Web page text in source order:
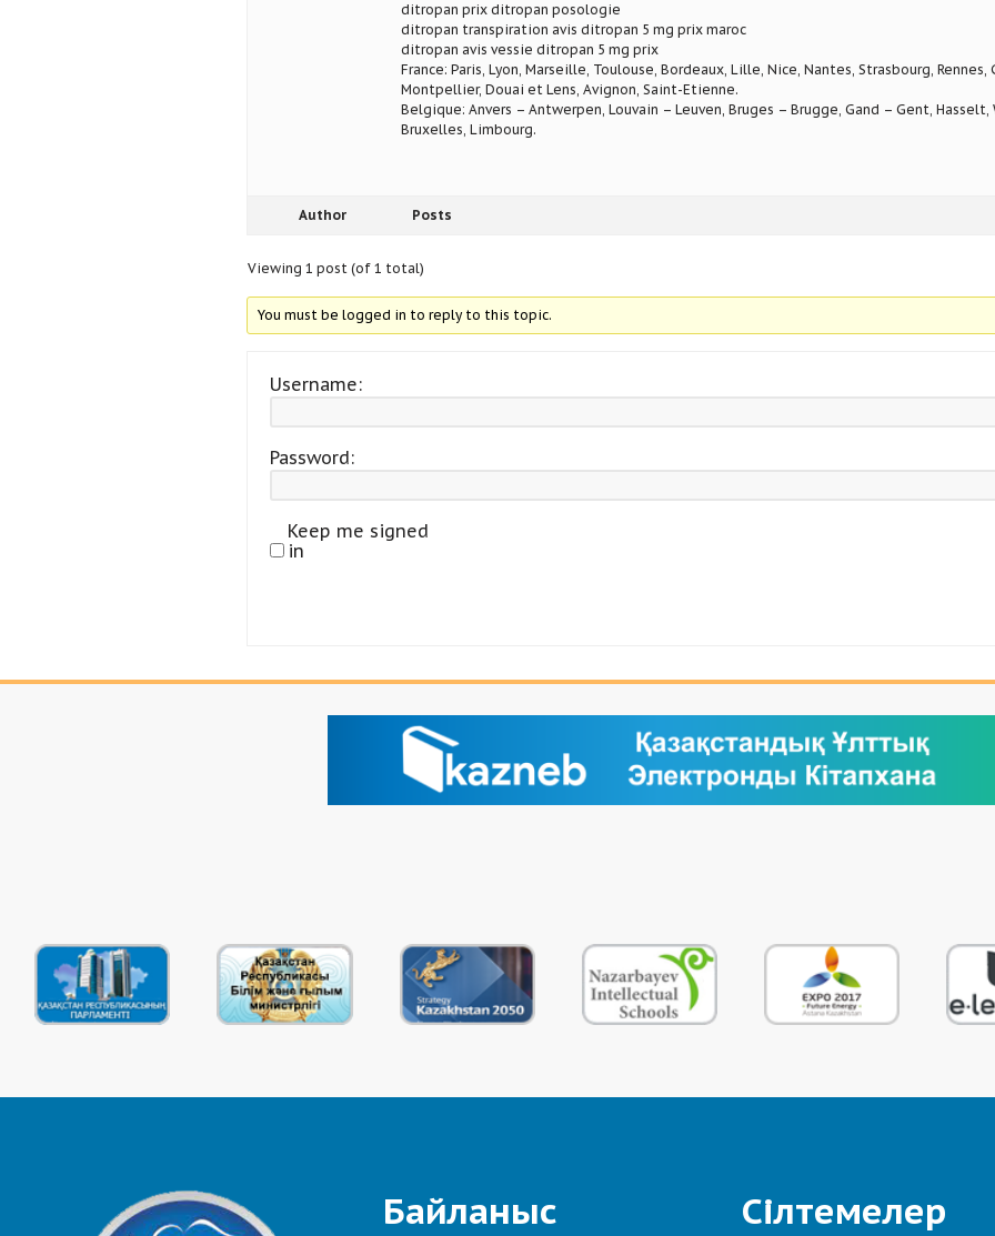
ditropan prix ditropan posologie
ditropan transpiration avis ditropan 5 mg prix maroc
ditropan avis vessie ditropan 5 mg prix
France: Paris, Lyon, Marseille, Toulouse, Bordeaux, Lille, Nice, Nantes, Strasbourg, Rennes,
Montpellier, Douai et Lens, Avignon, Saint-Etienne.
Belgique: Anvers – Antwerpen, Louvain – Leuven, Bruges – Brugge, Gand – Gent, Hasselt,
Bruxelles, Limbourg.
Author Posts
Viewing 1 post (of 1 total)
You must be logged in to reply to this topic.
Username:
Password:
Keep me signed
in
Байланыс Сілтемелер